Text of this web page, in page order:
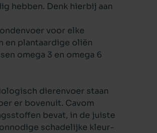
hebben. Denk hierbij aan
voor elke
en plantaardige oliën
omega 3 en omega 6
dierenvoer staan
er bovenuit. Cavom
bevat, in de juiste
schadelijke kleur-